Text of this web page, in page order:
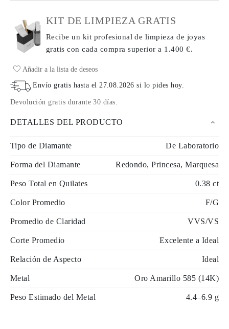
KIT DE LIMPIEZA GRATIS
Recibe un kit profesional de limpieza de joyas
gratis con cada comprasuperior a 1.400 €.
Añadir a la lista de deseos
Envío gratis hasta el27.08.2026 si lo pides hoy.
Devolución gratis durante 30 días.
DETALLES DEL PRODUCTO
Tipo de Diamante De Laboratorio
Forma del Diamante Redondo, Princesa, Marquesa
Peso Total en Quilates 0.38 ct
Color Promedio F/G
Promedio de Claridad VVS/VS
Corte Promedio Excelente a Ideal
Relación de Aspecto Ideal
Metal Oro Amarillo 585 (14K)
Peso Estimado del Metal 4.4–6.9 g